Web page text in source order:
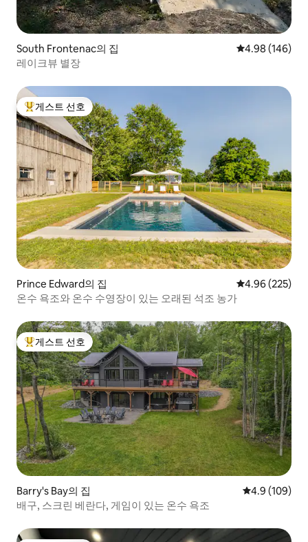
South Frontenac의 집 평점 4.98점(5
4.98 (146)
레이크뷰 별장
상위 게스트 선호
게스트 선호
Prince Edward의 집 평점 4.96점(5
4.96 (225)
온수 욕조와 온수 수영장이 있는 오래된 석조 농가
상위 게스트 선호
게스트 선호
Barry's Bay의 집 평점 4.9점(5
4.9 (109)
배구, 스크린 베란다, 게임이 있는 온수 욕조